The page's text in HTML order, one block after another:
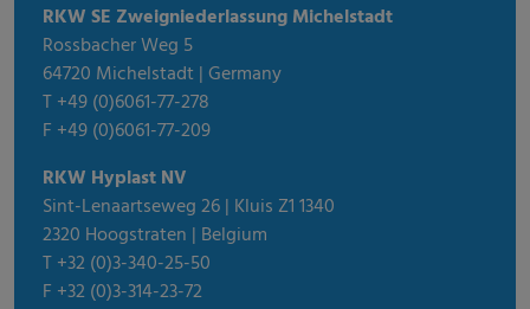
RKW SE Zweigniederlassung Michelstadt
Rossbacher Weg 5
64720 Michelstadt | Germany
T +49 (0)6061-77-278
F +49 (0)6061-77-209
RKW Hyplast NV
Sint-Lenaartseweg 26 | Kluis Z1 1340
2320 Hoogstraten | Belgium
T +32 (0)3-340-25-50
F +32 (0)3-314-23-72